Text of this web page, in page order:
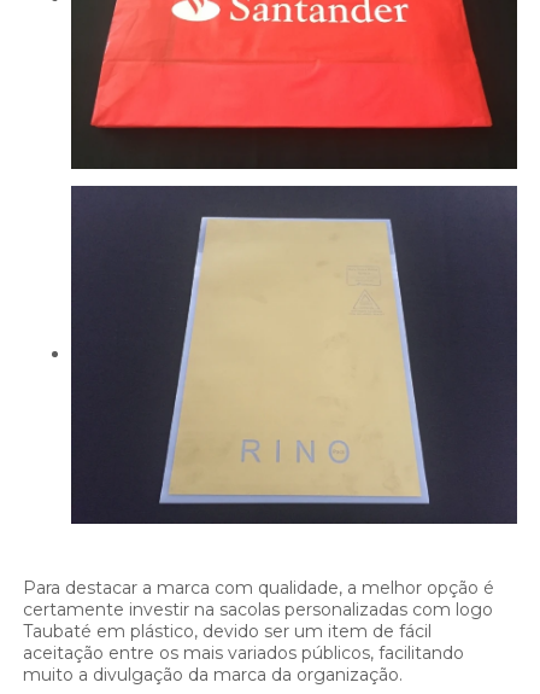
Para destacar a marca com qualidade, a melhor opção é
certamente investir na sacolas personalizadas com logo
Taubaté em plástico, devido ser um item de fácil
aceitação entre os mais variados públicos, facilitando
muito a divulgação da marca da organização.